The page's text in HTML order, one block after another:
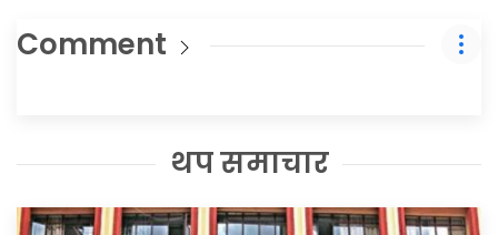
Comment
थप समाचार